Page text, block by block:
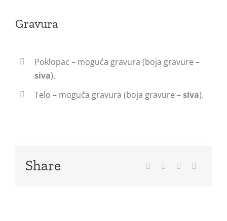
Gravura
Poklopac – moguća gravura (boja gravure –
siva).
Telo – moguća gravura (boja gravure –siva).
Share